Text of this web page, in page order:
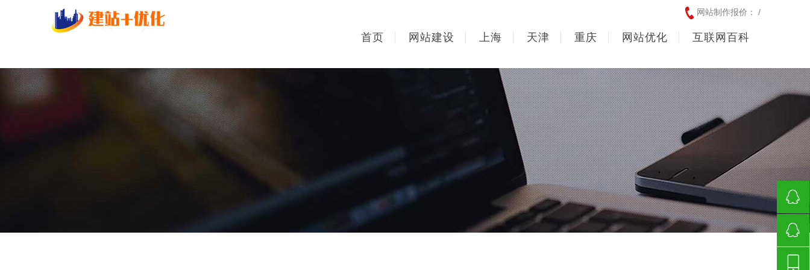
网站制作报价： /
首页 网站建设 上海 天津 重庆 网站优化 互联网百科